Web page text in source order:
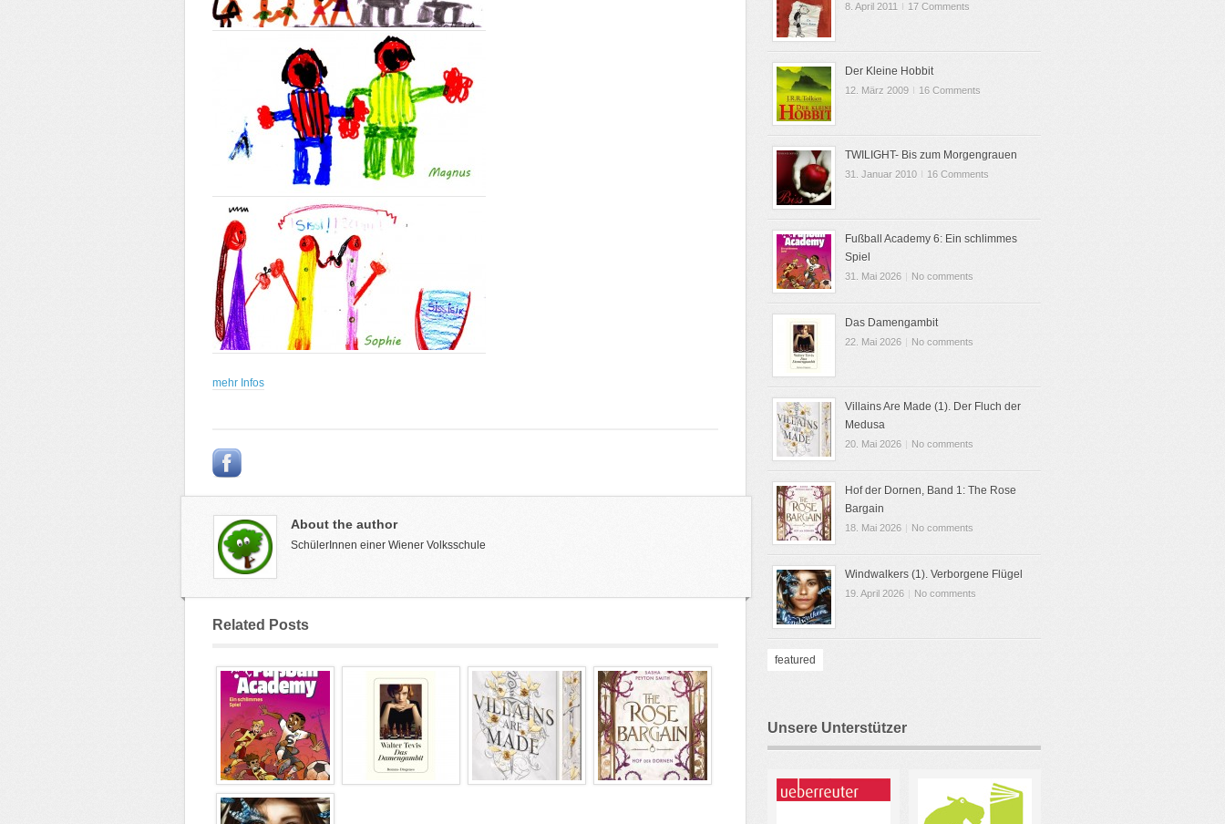
mehr Infos
About the author
SchülerInnen einer Wiener Volksschule
Related Posts
8. April 2011 I 17 Comments
Der Kleine Hobbit
12. März 2009 I 16 Comments
TWILIGHT- Bis zum Morgengrauen
31. Januar 2010 I 16 Comments
Fußball Academy 6: Ein schlimmes
Spiel
31. Mai 2026 | No comments
Das Damengambit
22. Mai 2026 No comments
Villains Are Made (1). Der Fluch der
Medusa
20. Mai 2026 | No comments
Hof der Dornen, Band 1: The Rose
Bargain
18. Mai 2026 | No comments
Windwalkers (1). Verborgene Flügel
19. April 2026 | No comments
featured
Unsere Unterstützer